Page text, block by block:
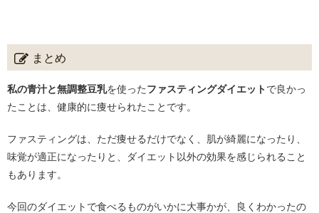
まとめ
私の青汁と無調整豆乳を使ったファスティングダイエットで良かっ
たことは、健康的に痩せられたことです。
ファスティングは、ただ痩せるだけでなく、肌が綺麗になったり、
味覚が適正になったりと、ダイエット以外の効果を感じられること
もあります。
今回のダイエットで食べるものがいかに大事かが、良くわかったの